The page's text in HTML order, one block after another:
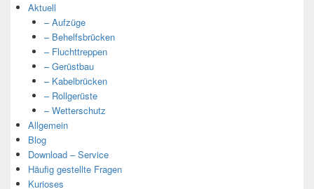
Aktuell
– Aufzüge
– Behelfsbrücken
– Fluchttreppen
– Gerüstbau
– Kabelbrücken
– Rollgerüste
– Wetterschutz
Allgemein
Blog
Download – Service
Häufig gestellte Fragen
Kurioses